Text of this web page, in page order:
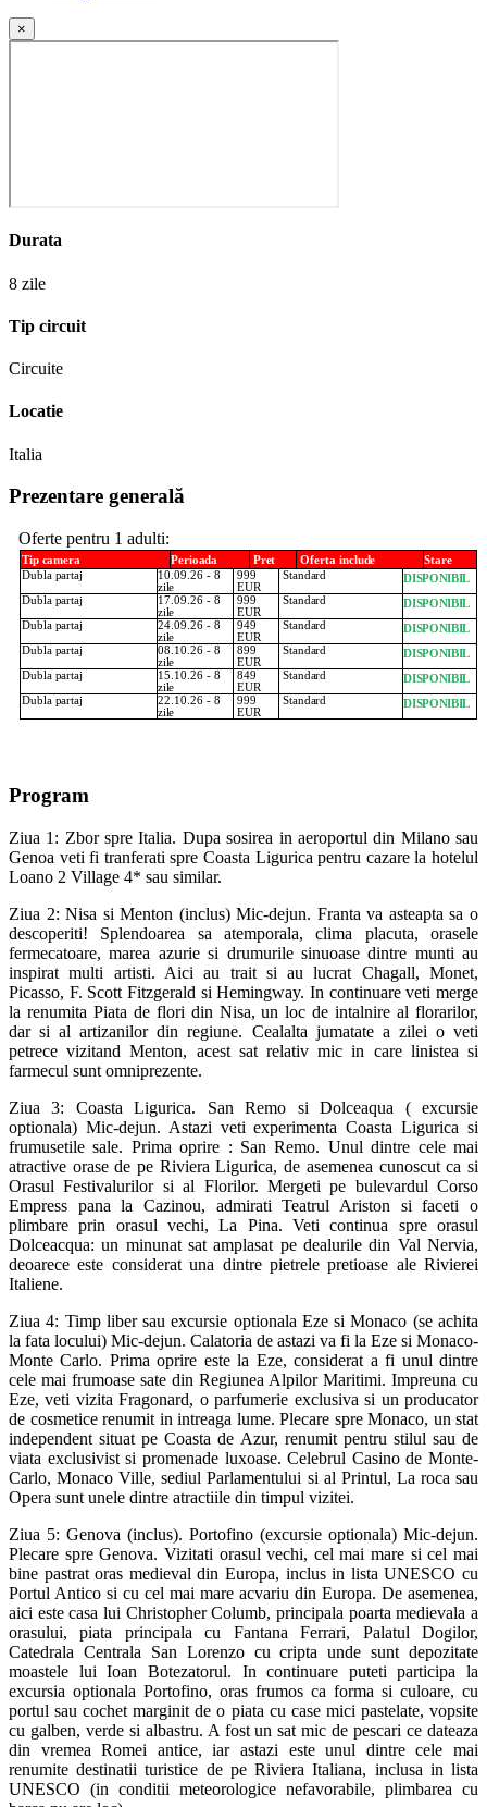
×
Durata
8 zile
Tip circuit
Circuite
Locatie
Italia
Prezentare generală
Oferte pentru 1adulti:
Tip camera Perioada Pret Ofertainclude
Stare
Dubla partaj
10.09.26 - 8
zile
999
EUR
Standard
DISPONIBIL
Dubla partaj
17.09.26 - 8
zile
999
EUR
Standard
DISPONIBIL
Dubla partaj
24.09.26 - 8
zile
949
EUR
Standard
DISPONIBIL
Dubla partaj
08.10.26 - 8
zile
899
EUR
Standard
DISPONIBIL
Dubla partaj
15.10.26 - 8
zile
849
EUR
Standard
DISPONIBIL
Dubla partaj
22.10.26 - 8
zile
999
EUR
Standard DISPONIBIL
Program
Ziua 1: Zbor spre Italia. Dupa sosirea in aeroportul din Milano sau
Genoa veti fi tranferati spre Coasta Ligurica pentru cazare la hotelul
Loano 2 Village 4* sau similar.
Ziua 2: Nisa si Menton (inclus) Mic-dejun. Franta va asteapta sa o
descoperiti! Splendoarea sa atemporala, clima placuta, orasele
fermecatoare, marea azurie si drumurile sinuoase dintre munti au
inspirat multi artisti. Aici au trait si au lucrat Chagall, Monet,
Picasso, F. Scott Fitzgerald si Hemingway. In continuare veti merge
la renumita Piata de flori din Nisa, un loc de intalnire al florarilor,
dar si al artizanilor din regiune. Cealalta jumatate a zilei o veti
petrece vizitand Menton, acest sat relativ mic in care linistea si
farmecul sunt omniprezente.
Ziua 3: Coasta Ligurica. San Remo si Dolceaqua ( excursie
optionala) Mic-dejun. Astazi veti experimenta Coasta Ligurica si
frumusetile sale. Prima oprire : San Remo. Unul dintre cele mai
atractive orase de pe Riviera Ligurica, de asemenea cunoscut ca si
Orasul Festivalurilor si al Florilor. Mergeti pe bulevardul Corso
Empress pana la Cazinou, admirati Teatrul Ariston si faceti o
plimbare prin orasul vechi, La Pina. Veti continua spre orasul
Dolceacqua: un minunat sat amplasat pe dealurile din Val Nervia,
deoarece este considerat una dintre pietrele pretioase ale Rivierei
Italiene.
Ziua 4: Timp liber sau excursie optionala Eze si Monaco (se achita
la fata locului) Mic-dejun. Calatoria de astazi va fi la Eze si Monaco-
Monte Carlo. Prima oprire este la Eze, considerat a fi unul dintre
cele mai frumoase sate din Regiunea Alpilor Maritimi. Impreuna cu
Eze, veti vizita Fragonard, o parfumerie exclusiva si un producator
de cosmetice renumit in intreaga lume. Plecare spre Monaco, un stat
independent situat pe Coasta de Azur, renumit pentru stilul sau de
viata exclusivist si promenade luxoase. Celebrul Casino de Monte-
Carlo, Monaco Ville, sediul Parlamentului si al Printul, La roca sau
Opera sunt unele dintre atractiile din timpul vizitei.
Ziua 5: Genova (inclus). Portofino (excursie optionala) Mic-dejun.
Plecare spre Genova. Vizitati orasul vechi, cel mai mare si cel mai
bine pastrat oras medieval din Europa, inclus in lista UNESCO cu
Portul Antico si cu cel mai mare acvariu din Europa. De asemenea,
aici este casa lui Christopher Columb, principala poarta medievala a
orasului, piata principala cu Fantana Ferrari, Palatul Dogilor,
Catedrala Centrala San Lorenzo cu cripta unde sunt depozitate
moastele lui Ioan Botezatorul. In continuare puteti participa la
excursia optionala Portofino, oras frumos ca forma si culoare, cu
portul sau cochet marginit de o piata cu case mici pastelate, vopsite
cu galben, verde si albastru. A fost un sat mic de pescari ce dateaza
din vremea Romei antice, iar astazi este unul dintre cele mai
renumite destinatii turistice de pe Riviera Italiana, inclusa in lista
UNESCO (in conditii meteorologice nefavorabile, plimbarea cu